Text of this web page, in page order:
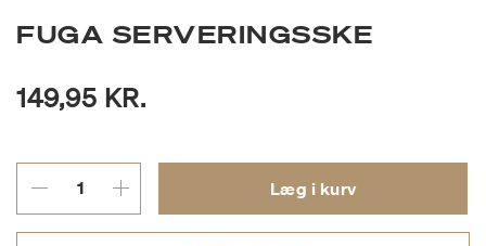
FUGA SERVERINGSSKE
149,95 KR.
Læg i kurv